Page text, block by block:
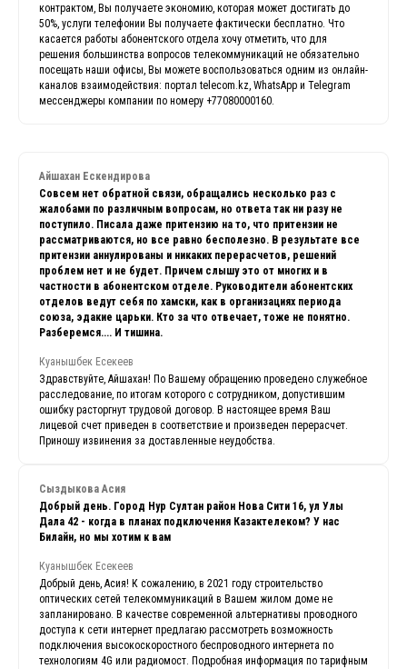
контрактом, Вы получаете экономию, которая может достигать до
50%, услуги телефонии Вы получаете фактически бесплатно. Что
касается работы абонентского отдела хочу отметить, что для
решения большинства вопросов телекоммуникаций не обязательно
посещать наши офисы, Вы можете воспользоваться одним из онлайн-
каналов взаимодействия: портал telecom.kz, WhatsApp и Telegram
мессенджеры компании по номеру +77080000160.
Айшахан Ескендирова
Совсем нет обратной связи, обращались несколько раз с
жалобами по различным вопросам, но ответа так ни разу не
поступило. Писала даже притензию на то, что притензии не
рассматриваются, но все равно бесполезно. В результате все
притензии аннулированы и никаких перерасчетов, решений
проблем нет и не будет. Причем слышу это от многих и в
частности в абонентском отделе. Руководители абонентских
отделов ведут себя по хамски, как в организациях периода
союза, эдакие царьки. Кто за что отвечает, тоже не понятно.
Разберемся.... И тишина.
Куанышбек Есекеев
Здравствуйте, Айшахан! По Вашему обращению проведено служебное
расследование, по итогам которого с сотрудником, допустившим
ошибку расторгнут трудовой договор. В настоящее время Ваш
лицевой счет приведен в соответствие и произведен перерасчет.
Приношу извинения за доставленные неудобства.
Сыздыкова Асия
Добрый день. Город Нур Султан район Нова Сити 16, ул Улы
Дала 42 - когда в планах подключения Казактелеком? У нас
Билайн, но мы хотим к вам
Куанышбек Есекеев
Добрый день, Асия! К сожалению, в 2021 году строительство
оптических сетей телекоммуникаций в Вашем жилом доме не
запланировано. В качестве современной альтернативы проводного
доступа к сети интернет предлагаю рассмотреть возможность
подключения высокоскоростного беспроводного интернета по
технологиям 4G или радиомост. Подробная информация по тарифным